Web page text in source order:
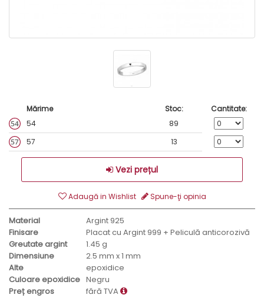
Mărime Stoc:
Cantitate:
54
89
57
13
Vezi prețul
Adaugă in Wishlist Spune-ţi opinia
Material
Argint 925
Finisare
Placat cu Argint 999 + Peliculă anticorozivă
Greutate argint
1.45 g
Dimensiune
2.5 mm x 1 mm
Alte
epoxidice
Culoare epoxidice Negru
Preț engros
fără TVA